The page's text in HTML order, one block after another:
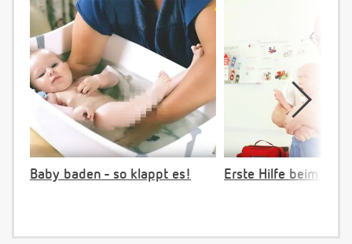
Baby baden - so klappt es! Erste Hilfe beim